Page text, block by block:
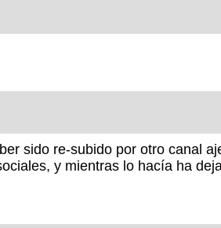
sido re-subido por otro canal
y mientras lo hacía ha